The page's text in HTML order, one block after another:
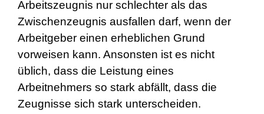
Arbeitszeugnis nur schlechter als das
Zwischenzeugnis ausfallen darf, wenn der
Arbeitgeber einen erheblichen Grund
vorweisen kann. Ansonsten ist es nicht
üblich, dass die Leistung eines
Arbeitnehmers so stark abfällt, dass die
Zeugnisse sich stark unterscheiden.